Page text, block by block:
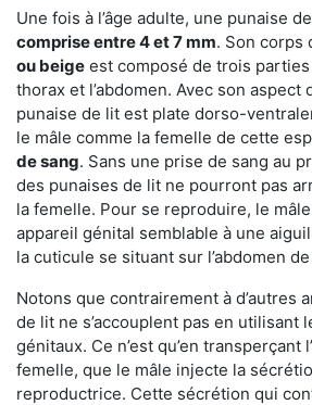
Une fois à l’âge adulte, une punaise
comprise entre 4 et 7 mm. Son corps
ou beige est composé de trois
thorax et l’abdomen. Avec son aspect
punaise de lit est plate dorso-
le mâle comme la femelle de cette
de sang. Sans une prise de sang au
des punaises de lit ne pourront pas
la femelle. Pour se reproduire, le
appareil génital semblable à une
la cuticule se situant sur l’abdomen
Notons que contrairement à d’autres
de lit ne s’accouplent pas en utilisant
génitaux. Ce n’est qu’en transperçant
femelle, que le mâle injecte la
reproductrice. Cette sécrétion qui